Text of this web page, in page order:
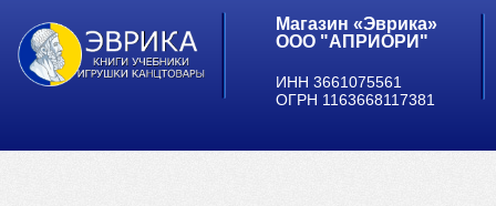
Магазин «Эврика»
ООО "АПРИОРИ"
ИНН 3661075561
ОГРН 1163668117381